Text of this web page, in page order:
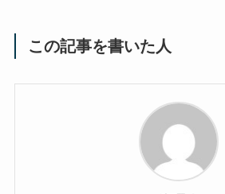
この記事を書いた人